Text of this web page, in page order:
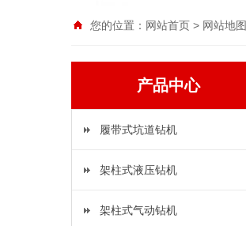
您的位置： 网站首页 > 网站地图
产品中心
履带式坑道钻机
架柱式液压钻机
架柱式气动钻机